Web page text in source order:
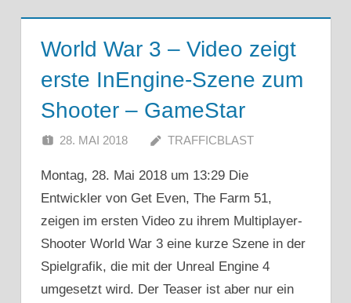
World War 3 – Video zeigt
erste InEngine-Szene zum
Shooter – GameStar
28. MAI 2018 TRAFFICBLAST
Montag, 28. Mai 2018 um 13:29 Die
Entwickler von Get Even, The Farm 51,
zeigen im ersten Video zu ihrem Multiplayer-
Shooter World War 3 eine kurze Szene in der
Spielgrafik, die mit der Unreal Engine 4
umgesetzt wird. Der Teaser ist aber nur ein